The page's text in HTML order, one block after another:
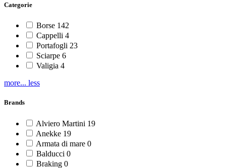
Categorie
Borse 142
Cappelli 4
Portafogli 23
Sciarpe 6
Valigia 4
more... less
Brands
Alviero Martini 19
Anekke 19
Armata di mare 0
Balducci 0
Braking 0